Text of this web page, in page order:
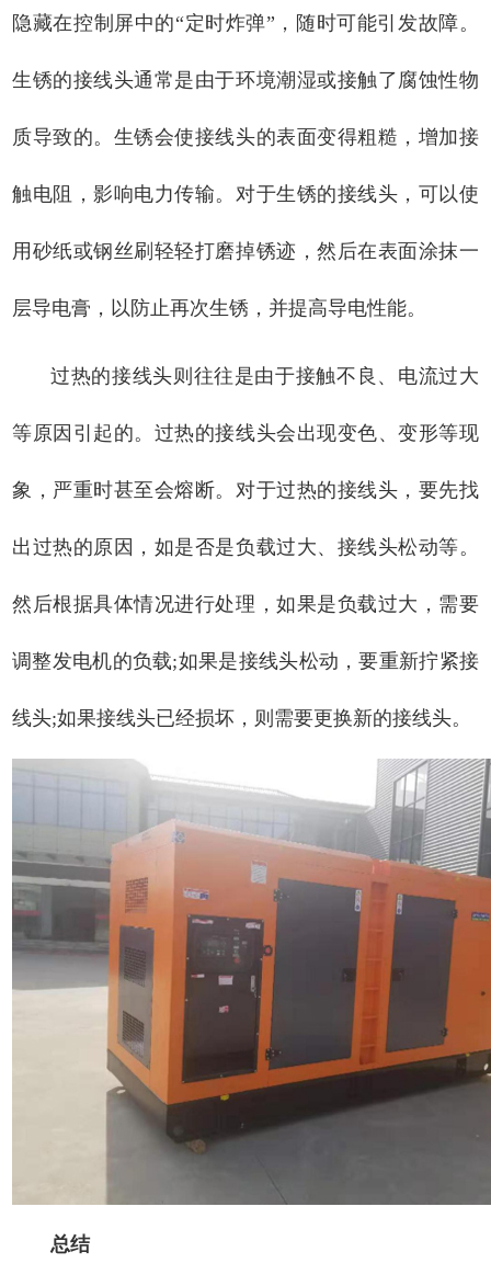
隐藏在控制屏中的“定时炸弹”，随时可能引发故障。
生锈的接线头通常是由于环境潮湿或接触了腐蚀性物
质导致的。生锈会使接线头的表面变得粗糙，增加接
触电阻，影响电力传输。对于生锈的接线头，可以使
用砂纸或钢丝刷轻轻打磨掉锈迹，然后在表面涂抹一
层导电膏，以防止再次生锈，并提高导电性能。
过热的接线头则往往是由于接触不良、电流过大
等原因引起的。过热的接线头会出现变色、变形等现
象，严重时甚至会熔断。对于过热的接线头，要先找
出过热的原因，如是否是负载过大、接线头松动等。
然后根据具体情况进行处理，如果是负载过大，需要
调整发电机的负载;如果是接线头松动，要重新拧紧接
线头;如果接线头已经损坏，则需要更换新的接线头。
总结